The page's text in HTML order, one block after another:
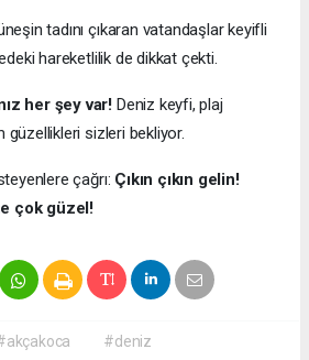
tadını çıkaran vatandaşlar keyifli
hareketlilik de dikkat çekti.
her şey var! Deniz keyfi, plaj
sizleri bekliyor.
çağrı: Çıkın çıkın gelin!
çok güzel!
#deniz